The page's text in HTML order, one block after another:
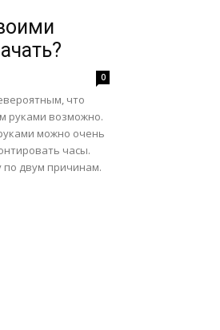
0
что
руками возможно.
можно очень
часы.
по двум причинам.